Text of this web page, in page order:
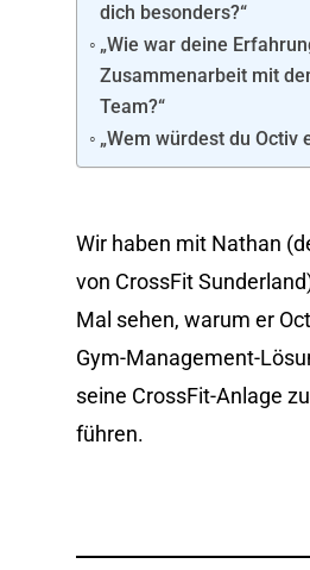
dich besonders?“
„Wie war deine
Zusammenarbeit mit
Team?“
„Wem würdest du Octiv
Wir haben mit Nathan
von CrossFit
Mal sehen, warum er
Gym-Management-
seine CrossFit-Anlage
führen.